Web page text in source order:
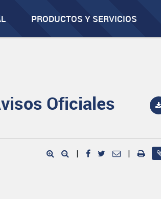
PRODUCTOS Y SERVICIOS
Oficiales
| |